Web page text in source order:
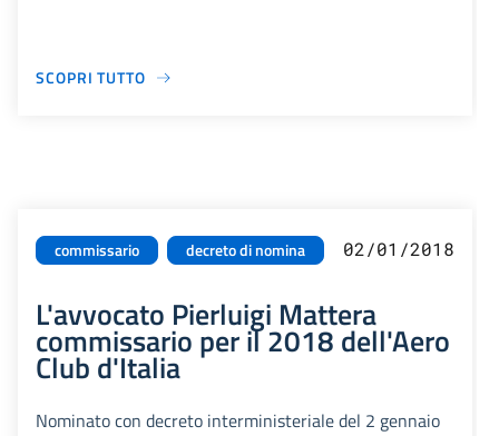
SCOPRI TUTTO
commissario decreto di nomina 02/01/2018
L'avvocato Pierluigi Mattera
commissario per il 2018 dell'Aero
Club d'Italia
Nominato con decreto interministeriale del 2 gennaio